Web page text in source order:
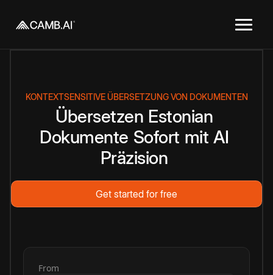
KONTEXTSENSITIVE ÜBERSETZUNG VON DOKUMENTEN
Übersetzen Estonian
Dokumente Sofort mit AI
Präzision
Get started for free
From